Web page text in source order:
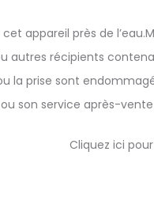
cet appareil près de
autres récipients
la prise sont
son service après-
Cliquez ici